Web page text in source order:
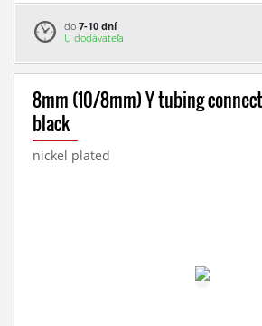
do 7-10 dní
U dodávateľa
8mm (10/8mm) Y tubing
black
nickel plated